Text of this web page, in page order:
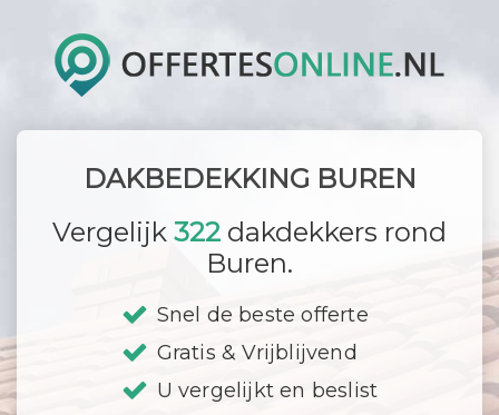
DAKBEDEKKING BUREN
Vergelijk 322 dakdekkers rond
Buren.
Snel de beste offerte
Gratis & Vrijblijvend
U vergelijkt en beslist